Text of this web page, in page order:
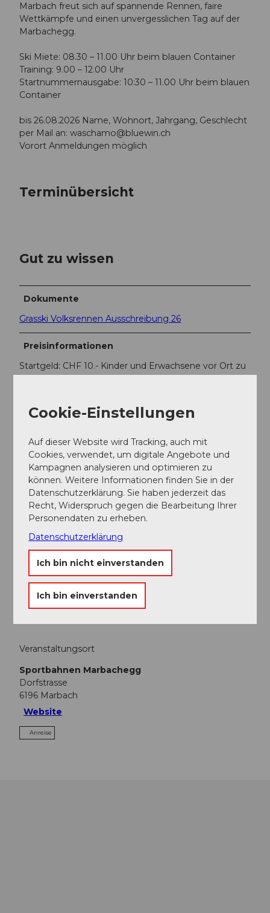
Marbach freut sich auf spannende Rennen, faire
Wettkämpfe und einen unvergesslichen Tag auf der
Marbachegg.
Ski Miete: 08.30 – 11.00 Uhr beim blauen Container
Training: 9.00 – 12.00 Uhr
Startnummernausgabe: 10:30 – 11.00 Uhr beim blauen
Container
bis 26.08.2026 Name, Wohnort, Jahrgang, Geschlecht
per Mail an: waschamo@bluewin.ch
Vorort Anmeldungen möglich
Terminübersicht
Gut zu wissen
Dokumente
Grasski Volksrennen Ausschreibung 26
Preisinformationen
Startgeld: CHF 10.- Kinder und Erwachsene vor Ort zu
beim blauen Container
Gondelfahrt / Lift: CHF 20.- Billette sind bei der
Ansprechpartner:in
Grasskiclub Escholzmatt-Marbach
In der Nähe
Veranstaltung
Veranstaltungsort
Sportbahnen Marbachegg
Dorfstrasse
6196 Marbach
Website
Anreise
Cookie-Einstellungen
Auf dieser Website wird Tracking, auch mit
Cookies, verwendet, um digitale Angebote und
Kampagnen analysieren und optimieren zu
können. Weitere Informationen finden Sie in der
Datenschutzerklärung. Sie haben jederzeit das
Recht, Widerspruch gegen die Bearbeitung Ihrer
Personendaten zu erheben.
Datenschutzerklärung
Ich bin nicht einverstanden
Ich bin einverstanden